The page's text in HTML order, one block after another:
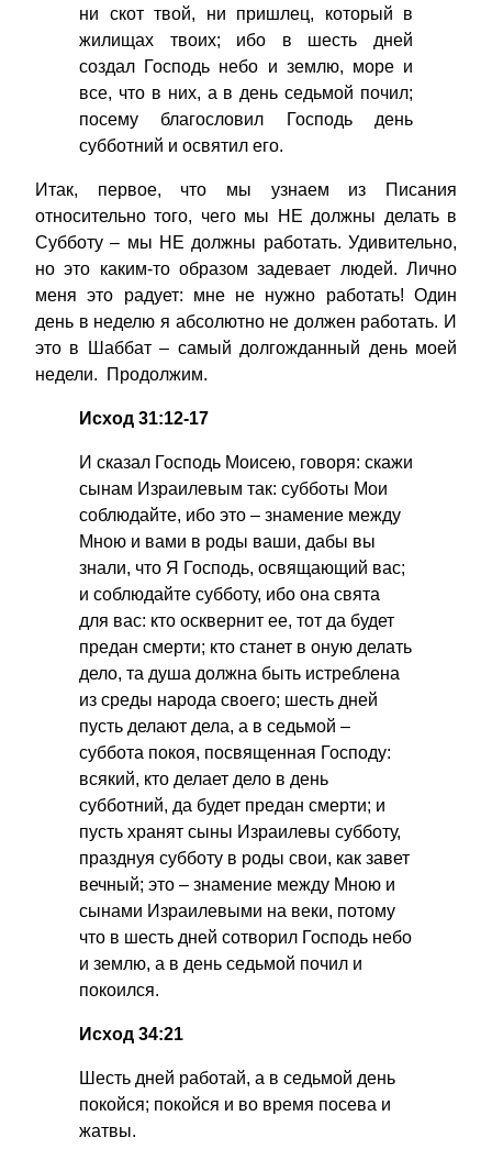
ни скот твой, ни пришлец, который в
жилищах твоих; ибо в шесть дней
создал Господь небо и землю, море и
все, что в них, а в день седьмой почил;
посему благословил Господь день
субботний и освятил его.
Итак, первое, что мы узнаем из Писания
относительно того, чего мы НЕ должны делать в
Субботу – мы НЕ должны работать. Удивительно,
но это каким-то образом задевает людей. Лично
меня это радует: мне не нужно работать! Один
день в неделю я абсолютно не должен работать. И
это в Шаббат – самый долгожданный день моей
недели. Продолжим.
Исход 31:12-17
И сказал Господь Моисею, говоря: скажи
сынам Израилевым так: субботы Мои
соблюдайте, ибо это – знамение между
Мною и вами в роды ваши, дабы вы
знали, что Я Господь, освящающий вас;
и соблюдайте субботу, ибо она свята
для вас: кто осквернит ее, тот да будет
предан смерти; кто станет в оную делать
дело, та душа должна быть истреблена
из среды народа своего; шесть дней
пусть делают дела, а в седьмой –
суббота покоя, посвященная Господу:
всякий, кто делает дело в день
субботний, да будет предан смерти; и
пусть хранят сыны Израилевы субботу,
празднуя субботу в роды свои, как завет
вечный; это – знамение между Мною и
сынами Израилевыми на веки, потому
что в шесть дней сотворил Господь небо
и землю, а в день седьмой почил и
покоился.
Исход 34:21
Шесть дней работай, а в седьмой день
покойся; покойся и во время посева и
жатвы.